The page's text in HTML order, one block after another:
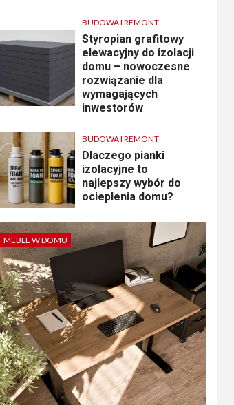
BUDOWA I REMONT
Styropian grafitowy
elewacyjny do izolacji
domu – nowoczesne
rozwiązanie dla
wymagających
inwestorów
BUDOWA I REMONT
Dlaczego pianki
izolacyjne to
najlepszy wybór do
ocieplenia domu?
MEBLE W DOMU